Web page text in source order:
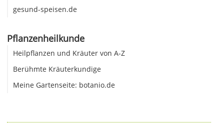
gesund-speisen.de
Pflanzenheilkunde
Heilpflanzen und Kräuter von A-Z
Berühmte Kräuterkundige
Meine Gartenseite: botanio.de